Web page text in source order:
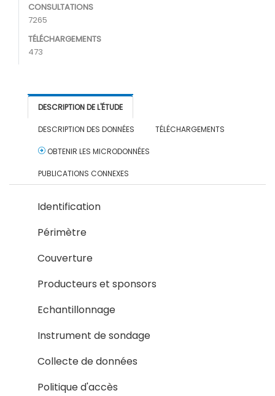
CONSULTATIONS
7265
TÉLÉCHARGEMENTS
473
DESCRIPTION DE L'ÉTUDE
DESCRIPTION DES DONNÉES TÉLÉCHARGEMENTS
OBTENIR LES MICRODONNÉES
PUBLICATIONS CONNEXES
Identification
Périmètre
Couverture
Producteurs et sponsors
Echantillonnage
Instrument de sondage
Collecte de données
Politique d'accès